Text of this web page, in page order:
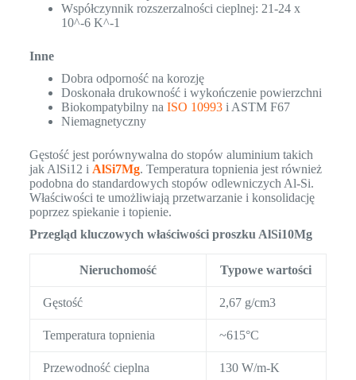
Współczynnik rozszerzalności cieplnej: 21-24 x
10^-6 K^-1
Inne
Dobra odporność na korozję
Doskonała drukowność i wykończenie powierzchni
Biokompatybilny na ISO 10993i ASTM F67
Niemagnetyczny
Gęstość jest porównywalna do stopów aluminium takich
jak AlSi12 i AlSi7Mg. Temperatura topnienia jest również
podobna do standardowych stopów odlewniczych Al-Si.
Właściwości te umożliwiają przetwarzanie i konsolidację
poprzez spiekanie i topienie.
Przegląd kluczowych właściwości proszku AlSi10Mg
Nieruchomość Typowe wartości
Gęstość 2,67 g/cm3
Temperatura topnienia ~615°C
Przewodność cieplna 130 W/m-K